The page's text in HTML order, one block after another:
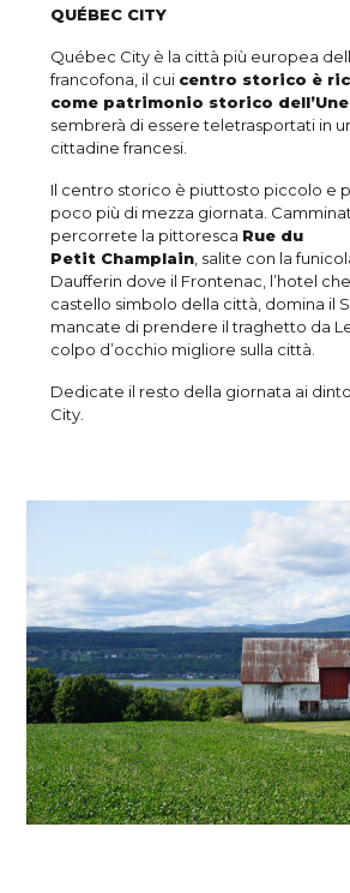
QUÉBEC CITY
Québec City è la città più europea
francofona, il cui centro storico è
come patrimonio storico
sembrerà di essere teletrasportati in
cittadine francesi.
Il centro storico è piuttosto piccolo e
poco più di mezza giornata.
percorrete la pittoresca Rue du
Petit Champlain , salite con la
Daufferin dove il Frontenac, l’hotel
castello simbolo della città, domina il
mancate di prendere il traghetto da
colpo d’occhio migliore sulla città.
Dedicate il resto della giornata ai
City.